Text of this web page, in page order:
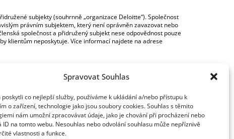
Spravovat Souhlas
poskytli co nejlepší služby, používáme k ukládání a/nebo přístupu k
o zařízení, technologie jako jsou soubory cookies. Souhlas s těmito
nám umožní zpracovávat údaje, jako je chování při procházení nebo
ID na tomto webu. Nesouhlas nebo odvolání souhlasu může nepříznivě
vlastnosti a funkce.
subjekty (souhrnně „organizace Deloitte“). Společnost
právním subjektem, který není oprávněn zavazovat nebo
společnost a přidružený subjekt nese odpovědnost pouze
klientům neposkytuje. Více informací najdete na adrese